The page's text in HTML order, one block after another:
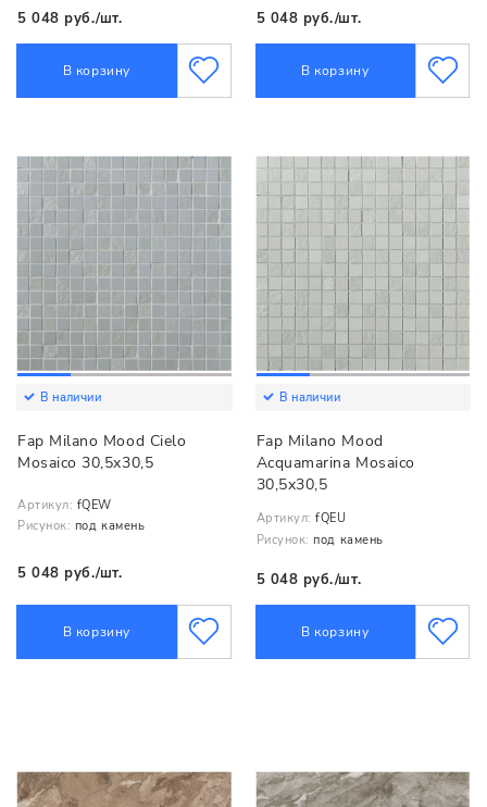
5 048 руб./шт.
В корзину
5 048 руб./шт.
В корзину
В наличии
Fap Milano Mood Cielo
Mosaico 30,5x30,5
Артикул: fQEW
Рисунок: под камень
5 048 руб./шт.
В корзину
В наличии
Fap Milano Mood
Acquamarina Mosaico
30,5x30,5
Артикул: fQEU
Рисунок: под камень
5 048 руб./шт.
В корзину